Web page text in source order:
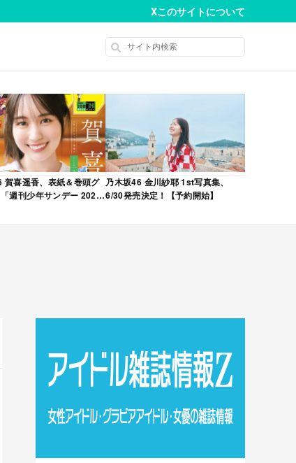
Xこのサイトについて
賀喜遥香、表紙＆巻頭グ
週刊少年サンデー 2026
乃木坂46 金川紗耶 1st写真集、
6/30発売決定！【予約開始】